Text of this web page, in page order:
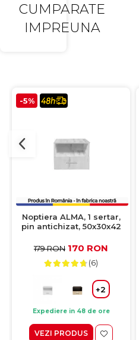
CUMPARATE
IMPREUNA
-5%
Noptiera ALMA, 1 sertar,
pin antichizat, 50x30x42
179 RON 170 RON
(6)
+2
Expediere in 48 de ore
VEZI PRODUS